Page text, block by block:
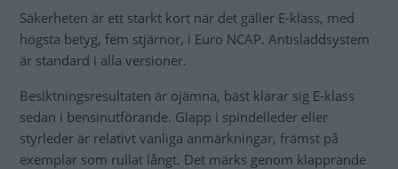
Säkerheten är ett starkt kort när det gäller E-klass, med
högsta betyg, fem stjärnor, i Euro NCAP. Antisladdsystem
är standard i alla versioner.
Besiktningsresultaten är ojämna, bäst klarar sig E-klass
sedan i bensinutförande. Glapp i spindelleder eller
styrleder är relativt vanliga anmärkningar, främst på
exemplar som rullat långt. Det märks genom klapprande